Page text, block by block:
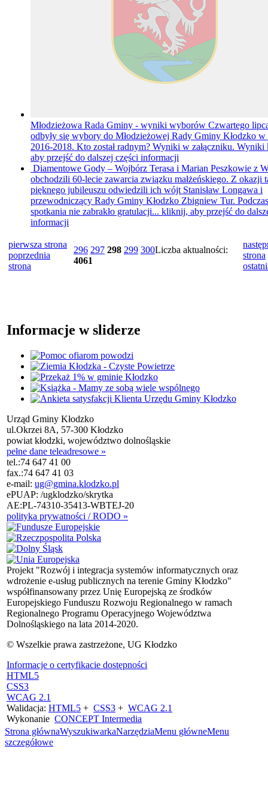
Młodzieżowa Rada Gminy - wyniki wyborów Czwartego
odbyły się wybory do Młodzieżowej Rady Gminy Kłodzko w
2016-2018. Kto został radnym? Wyniki w załączniku. Wyniki
aby przejść do dalszej części informacji
Diamentowe Gody – Wojbórz Terasa i Marian Peszkowie z
obchodzili 60-lecie zawarcia związku małżeńskiego. Z okazji
pięknego jubileuszu odwiedzili ich wójt Stanisław Longawa i
przewodniczący Rady Gminy Kłodzko Zbigniew Tur. Podczas
spotkania nie zabrakło gratulacji... kliknij, aby przejść do
informacji
pierwsza strona
poprzednia
strona
296 297 298 299 300Liczba aktualności:
4061
strona
Informacje w sliderze
Urząd Gminy Kłodzko
ul.Okrzei 8A, 57-300 Kłodzko
powiat kłodzki, województwo dolnośląskie
pełne dane teleadresowe »
tel.:74 647 41 00
fax.:74 647 41 03
e-mail: ug@gmina.klodzko.pl
ePUAP: /ugklodzko/skrytka
AE:PL-74310-35413-WBTEJ-20
polityka prywatności / RODO »
Projekt "Rozwój i integracja systemów informatycznych oraz
wdrożenie e-usług publicznych na terenie Gminy Kłodzko"
współfinansowany przez Unię Europejską ze środków
Europejskiego Funduszu Rozwoju Regionalnego w ramach
Regionalnego Programu Operacyjnego Województwa
Dolnośląskiego na lata 2014-2020.
© Wszelkie prawa zastrzeżone, UG Kłodzko
Informacje o certyfikacie dostępności
HTML5
CSS3
WCAG 2.1
Walidacja: HTML5 + CSS3 + WCAG 2.1
Wykonanie CONCEPT Intermedia
Strona głównaWyszukiwarkaNarzędziaMenu główneMenu
szczegółowe